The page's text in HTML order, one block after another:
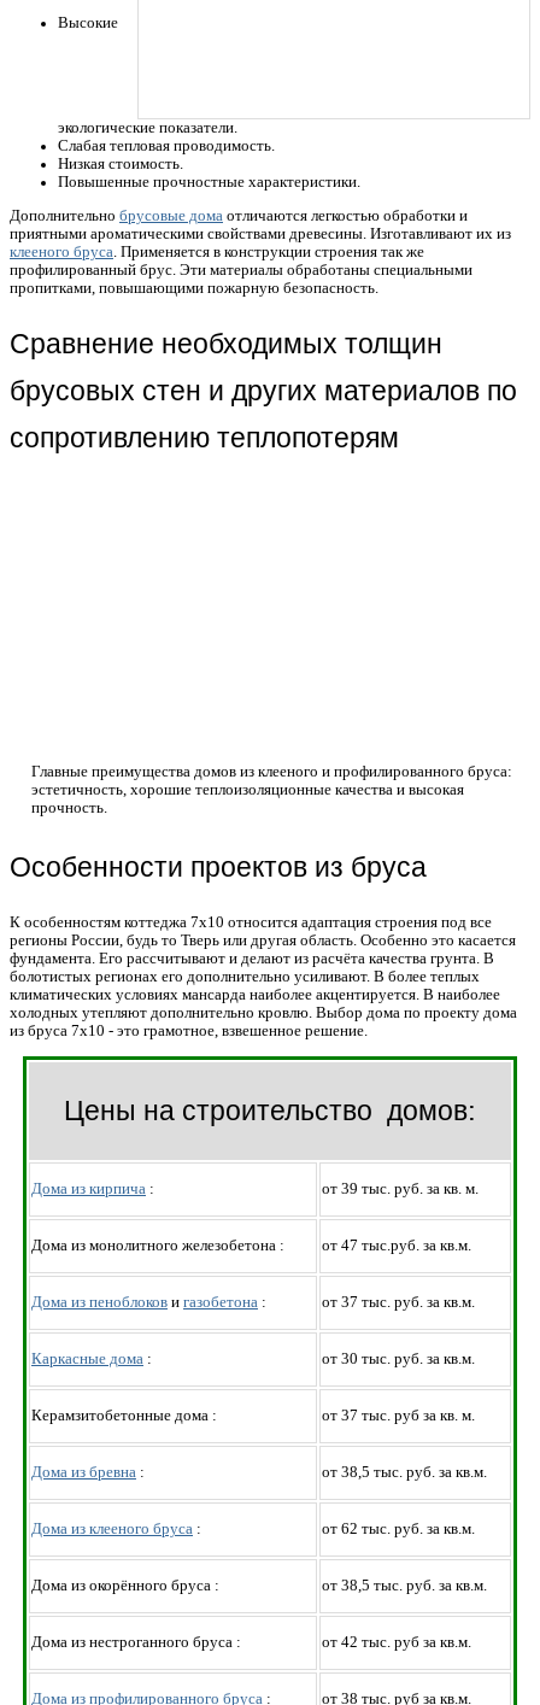
Высокие
экологические показатели.
Слабая тепловая проводимость.
Низкая стоимость.
Повышенные прочностные характеристики.
Дополнительно брусовые дома отличаются легкостью обработки и
приятными ароматическими свойствами древесины. Изготавливают их из
клееного бруса. Применяется в конструкции строения так же
профилированный брус. Эти материалы обработаны специальными
пропитками, повышающими пожарную безопасность.
Сравнение необходимых толщин
брусовых стен и других материалов по
сопротивлению теплопотерям
Главные преимущества домов из клееного и профилированного бруса:
эстетичность, хорошие теплоизоляционные качества и высокая
прочность.
Особенности проектов из бруса
К особенностям коттеджа 7х10 относится адаптация строения под все
регионы России, будь то Тверь или другая область. Особенно это касается
фундамента. Его рассчитывают и делают из расчёта качества грунта. В
болотистых регионах его дополнительно усиливают. В более теплых
климатических условиях мансарда наиболее акцентируется. В наиболее
холодных утепляют дополнительно кровлю. Выбор дома по проекту дома
из бруса 7х10 - это грамотное, взвешенное решение.
Цены на строительство домов:
Дома из кирпича : от 39 тыс. руб. за кв. м.
Дома из монолитного железобетона : от 47 тыс.руб. за кв.м.
Дома из пеноблоков и газобетона : от 37 тыс. руб. за кв.м.
Каркасные дома : от 30 тыс. руб. за кв.м.
Керамзитобетонные дома : от 37 тыс. руб за кв. м.
Дома из бревна : от 38,5 тыс. руб. за кв.м.
Дома из клееного бруса : от 62 тыс. руб. за кв.м.
Дома из окорённого бруса : от 38,5 тыс. руб. за кв.м.
Дома из нестроганного бруса : от 42 тыс. руб за кв.м.
Дома из профилированного бруса : от 38 тыс. руб за кв.м.